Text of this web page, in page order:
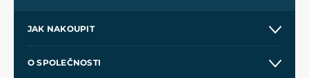
JAK NAKOUPIT
O SPOLEČNOSTI